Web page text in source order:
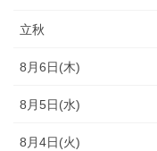
立秋
8月6日(木)
8月5日(水)
8月4日(火)